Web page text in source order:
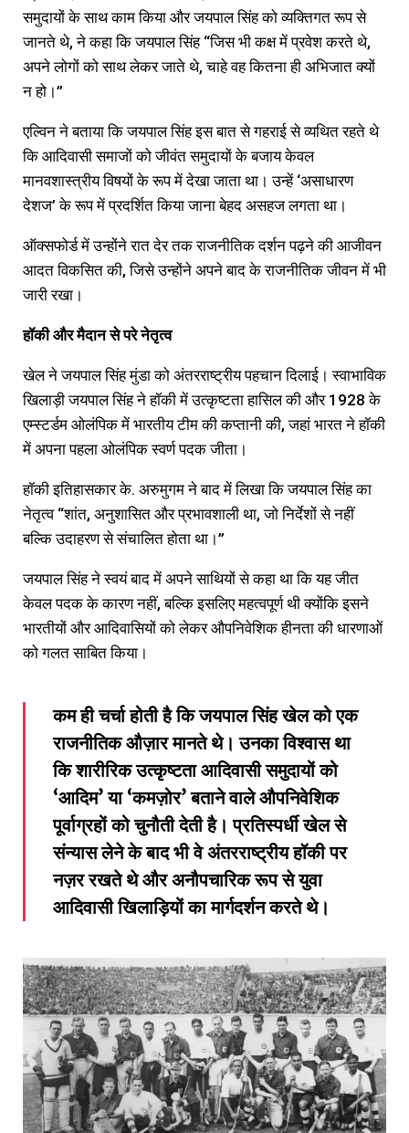
समुदायों के साथ काम किया और जयपाल सिंह को व्यक्तिगत रूप से
जानते थे, ने कहा कि जयपाल सिंह “जिस भी कक्ष में प्रवेश करते थे,
अपने लोगों को साथ लेकर जाते थे, चाहे वह कितना ही अभिजात क्यों
न हो।”
एल्विन ने बताया कि जयपाल सिंह इस बात से गहराई से व्यथित रहते थे
कि आदिवासी समाजों को जीवंत समुदायों के बजाय केवल
मानवशास्त्रीय विषयों के रूप में देखा जाता था। उन्हें ‘असाधारण
देशज’ के रूप में प्रदर्शित किया जाना बेहद असहज लगता था।
ऑक्सफोर्ड में उन्होंने रात देर तक राजनीतिक दर्शन पढ़ने की आजीवन
आदत विकसित की, जिसे उन्होंने अपने बाद के राजनीतिक जीवन में भी
जारी रखा।
हॉकीऔरमैदानसेपरेनेतृत्व
खेल ने जयपाल सिंह मुंडा को अंतरराष्ट्रीय पहचान दिलाई। स्वाभाविक
खिलाड़ी जयपाल सिंह ने हॉकी में उत्कृष्टता हासिल की और 1928 के
एम्स्टर्डम ओलंपिक में भारतीय टीम की कप्तानी की, जहां भारत ने हॉकी
में अपना पहला ओलंपिक स्वर्ण पदक जीता।
हॉकी इतिहासकार के. अरुमुगम ने बाद में लिखा कि जयपाल सिंह का
नेतृत्व “शांत, अनुशासित और प्रभावशाली था, जो निर्देशों से नहीं
बल्कि उदाहरण से संचालित होता था।”
जयपाल सिंह ने स्वयं बाद में अपने साथियों से कहा था कि यह जीत
केवल पदक के कारण नहीं, बल्कि इसलिए महत्वपूर्ण थी क्योंकि इसने
भारतीयों और आदिवासियों को लेकर औपनिवेशिक हीनता की धारणाओं
को गलत साबित किया।
कम ही चर्चा होती है कि जयपाल सिंह खेल को एक
राजनीतिक औज़ार मानते थे। उनका विश्वास था
कि शारीरिक उत्कृष्टता आदिवासी समुदायों को
‘आदिम’ या ‘कमज़ोर’ बताने वाले औपनिवेशिक
पूर्वाग्रहों को चुनौती देती है। प्रतिस्पर्धी खेल से
संन्यास लेने के बाद भी वे अंतरराष्ट्रीय हॉकी पर
नज़र रखते थे और अनौपचारिक रूप से युवा
आदिवासी खिलाड़ियों का मार्गदर्शन करते थे।